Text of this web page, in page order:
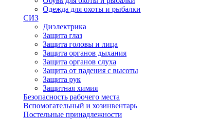
Одежда для охоты и рыбалки
СИЗ
Диэлектрика
Защита глаз
Защита головы и лица
Защита органов дыхания
Защита органов слуха
Защита от падения с высоты
Защита рук
Защитная химия
Безопасность рабочего места
Вспомогательный и хозинвентарь
Постельные принадлежности